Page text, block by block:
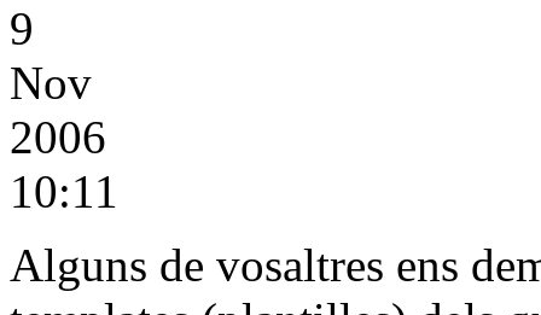
9
Nov
2006
10:11
Alguns de vosaltres ens